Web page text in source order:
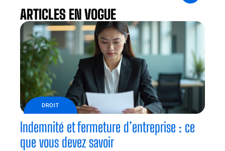
ARTICLES EN VOGUE
DROIT
Indemnité et fermeture d’entreprise : ce
que vous devez savoir